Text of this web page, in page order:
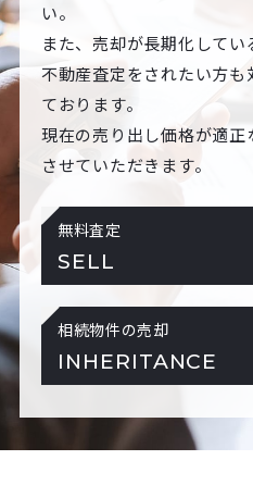
い。
また、売却が長期化して
不動産査定をされたい方も
ております。
現在の売り出し価格が適正
させていただきます。
無料査定
SELL
相続物件の売却
INHERITANCE